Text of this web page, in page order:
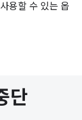
용할 수 있는 옵
단